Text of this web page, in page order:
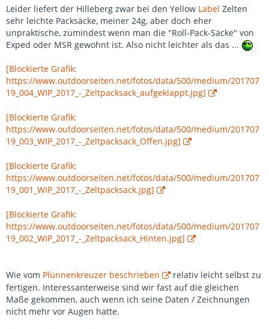
Leider liefert der Hilleberg zwar bei den Yellow Label Zelten
sehr leichte Packsäcke, meiner 24g, aber doch eher
unpraktische, zumindest wenn man die "Roll-Pack-Säcke" von
Exped oder MSR gewohnt ist. Also nicht leichter als das ...
[Blockierte Grafik:
https://www.outdoorseiten.net/fotos/data/500/medium/201707
19_004_WIP_2017_-_Zeltpacksack_aufgeklappt.jpg]
[Blockierte Grafik:
https://www.outdoorseiten.net/fotos/data/500/medium/201707
19_003_WIP_2017_-_Zeltpacksack_Offen.jpg]
[Blockierte Grafik:
https://www.outdoorseiten.net/fotos/data/500/medium/201707
19_001_WIP_2017_-_Zeltpacksack.jpg]
[Blockierte Grafik:
https://www.outdoorseiten.net/fotos/data/500/medium/201707
19_002_WIP_2017_-_Zeltpacksack_Hinten.jpg]
Wie vom Plünnenkreuzer beschrieben
relativ leicht selbst zu
fertigen. Interessanterweise sind wir fast auf die gleichen
Maße gekommen, auch wenn ich seine Daten / Zeichnungen
nicht mehr vor Augen hatte.